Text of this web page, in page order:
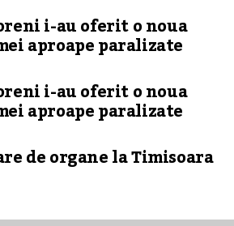
i-au oferit o noua
aproape paralizate
i-au oferit o noua
aproape paralizate
de organe la Timisoara